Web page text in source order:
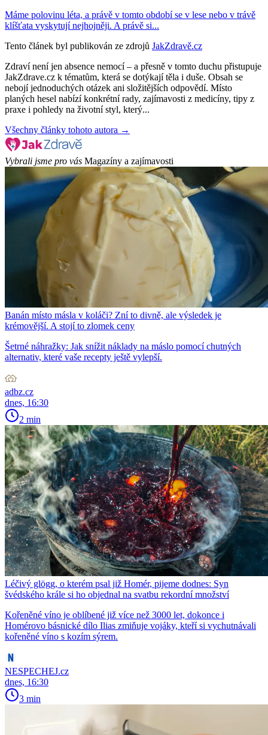
Máme polovinu léta, a právě v tomto období se v lese nebo v trávě
klíšťata vyskytují nejhojněji. A právě si...
Tento článek byl publikován ze zdrojů JakZdravě.cz
Zdraví není jen absence nemocí – a přesně v tomto duchu přistupuje
JakZdrave.cz k tématům, která se dotýkají těla i duše. Obsah se
nebojí jednoduchých otázek ani složitějších odpovědí. Místo
planých hesel nabízí konkrétní rady, zajímavosti z medicíny, tipy z
praxe i pohledy na životní styl, který...
Všechny články tohoto autora →
Vybrali jsme pro vás Magazíny a zajímavosti
Banán místo másla v koláči? Zní to divně, ale výsledek je
krémovější. A stojí to zlomek ceny
Šetrné náhražky: Jak snížit náklady na máslo pomocí chutných
alternativ, které vaše recepty ještě vylepší.
adbz.cz
dnes, 16:30
2 min
Léčivý glögg, o kterém psal již Homér, pijeme dodnes: Syn
švédského krále si ho objednal na svatbu rekordní množství
Kořeněné víno je oblíbené již více než 3000 let, dokonce i
Homérovo básnické dílo Ilias zmiňuje vojáky, kteří si vychutnávali
kořeněné víno s kozím sýrem.
NESPECHEJ.cz
dnes, 16:30
3 min